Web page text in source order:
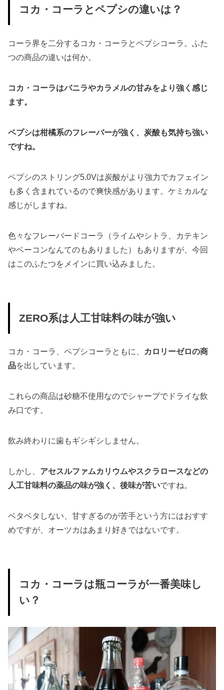
コカ・コーラとペプシの違いは？
コーラ界を二分するコカ・コーラとペプシコーラ。ふた
つの商品の違いは何か。
コカ・コーラはバニラやカラメルの甘みをより強く感じ
ます。
ペプシは柑橘系のフレーバーが強く、炭酸も気持ち強い
ですね。
ペプシのストリング5.0Vは炭酸がより強力でカフェイン
も多く含まれているので爽快感があります。ケミカルな
感じがしますね。
色々なフレーバードコーラ（ライムやシトラ、カテキン
やベーコンなんてのもありました）もありますが、今回
はこのふたつをメインに買い込みました。
ZERO系は人工甘味料の味が強い
コカ・コーラ、ペプシコーラともに、 カロリーゼロの商
品を出しています。
これらの商品は砂糖不使用なのでシャープでドライな飲
み口です。
飲み終わりに歯もギシギシしません。
しかし、 アセスルファムカリウムやスクラロースなどの
人工甘味料の薬品の味が強く、後味が苦いですね。
ベタベタしない、甘すぎるのが苦手という方にはおすす
めですが、オーツカはあまり好きではないです。
コカ・コーラは瓶コーラが一番美味し
い？